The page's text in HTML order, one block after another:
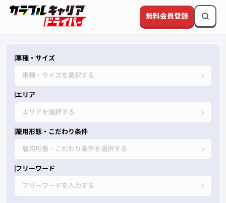
無料会員登録
車種・サイズ
車種・サイズを選択する
エリア
エリアを選択する
雇用形態・こだわり条件
雇用形態・こだわり条件を選択する
フリーワード
フリーワードを入力する